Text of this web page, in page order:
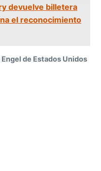
devuelve billetera
el reconocimiento
de Estados Unidos